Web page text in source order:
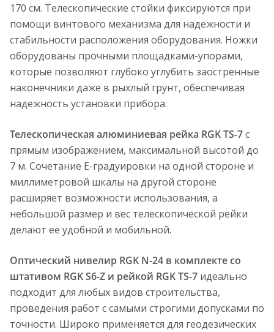
170 см. Телескопические стойки фиксируются при
помощи винтового механизма для надежности и
стабильности расположения оборудования. Ножки
оборудованы прочными площадками-упорами,
которые позволяют глубоко углубить заостренные
наконечники даже в рыхлый грунт, обеспечивая
надежность установки прибора.
Телескопическая алюминиевая рейка RGK TS-7с
прямым изображением, максимальной высотой до
7 м. Сочетание Е-градуировки на одной стороне и
миллиметровой шкалы на другой стороне
расширяет возможности использования, а
небольшой размер и вес телескопической рейки
делают ее удобной и мобильной.
Оптический нивелир RGK N-24 в комплекте со
штативом RGK S6-Z и рейкой RGK TS-7 идеально
подходит для любых видов строительства,
проведения работ с самыми строгими допусками по
точности. Широко применяется для геодезических